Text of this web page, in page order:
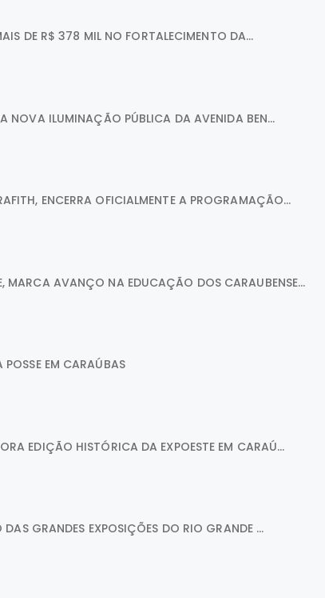
DE R$ 378 MIL NO FORTALECIMENTO DA...
NOVA ILUMINAÇÃO PÚBLICA DA AVENIDA BEN...
ENCERRA OFICIALMENTE A PROGRAMAÇÃO...
MARCA AVANÇO NA EDUCAÇÃO DOS CARAUBENSE...
EM CARAÚBAS
EDIÇÃO HISTÓRICA DA EXPOESTE EM CARAÚ...
GRANDES EXPOSIÇÕES DO RIO GRANDE ...